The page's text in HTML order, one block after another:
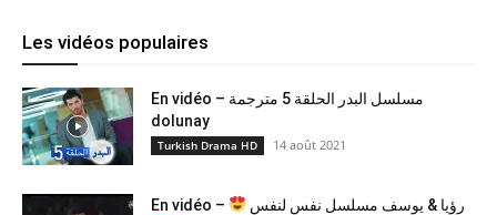
Les vidéos populaires
En vidéo – مسلسل البدر الحلقة 5 مترجمة
dolunay
Turkish Drama HD 14 août 2021
En vidéo – رؤيا & يوسف مسلسل نفس لنفس